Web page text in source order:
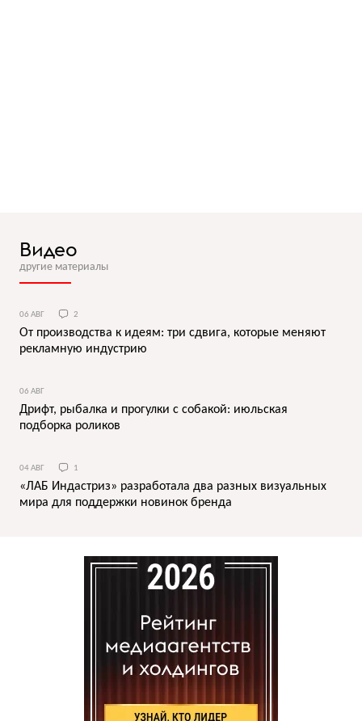
Видео
другие материалы
06 АВГ 2
От производства к идеям: три сдвига, которые меняют
рекламную индустрию
06 АВГ
Дрифт, рыбалка и прогулки с собакой: июльская
подборка роликов
04 АВГ 1
«ЛАБ Индастриз» разработала два разных визуальных
мира для поддержки новинок бренда